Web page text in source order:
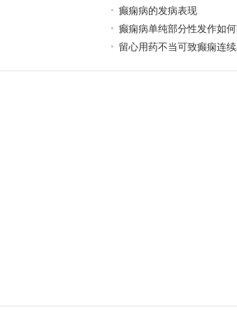
癫痫病的发病表现
癫痫病单纯部分性发作如
留心用药不当可致癫痫连